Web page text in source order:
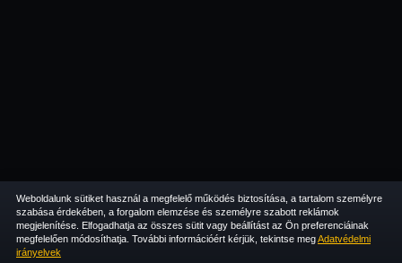
Weboldalunk sütiket használ a megfelelő működés biztosítása, a tartalom személyre
szabása érdekében, a forgalom elemzése és személyre szabott reklámok
megjelenítése. Elfogadhatja az összes sütit vagy beállítást az Ön preferenciáinak
megfelelően módosíthatja. További információért kérjük, tekintse megAdatvédelmi
irányelvek